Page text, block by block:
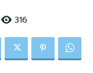
316